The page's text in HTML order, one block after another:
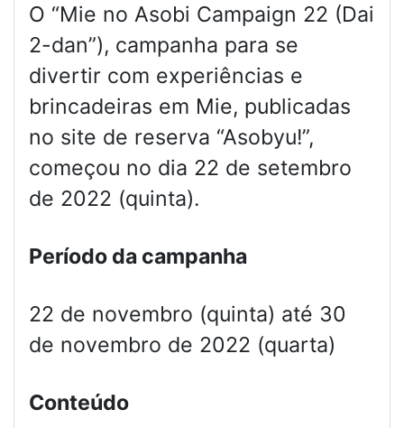
O “Mie no Asobi Campaign 22 (Dai
2-dan”), campanha para se
divertir com experiências e
brincadeiras em Mie, publicadas
no site de reserva “Asobyu!”,
começou no dia 22 de setembro
de 2022 (quinta).
Período da campanha
22 de novembro (quinta) até 30
de novembro de 2022 (quarta)
Conteúdo